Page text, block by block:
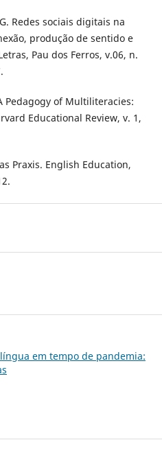
G. Redes sociais digitais na
produção de sentido e
Pau dos Ferros, v.06, n.
Pedagogy of Multiliteracies:
Educational Review, v. 1,
Praxis. English Education,
em tempo de pandemia: